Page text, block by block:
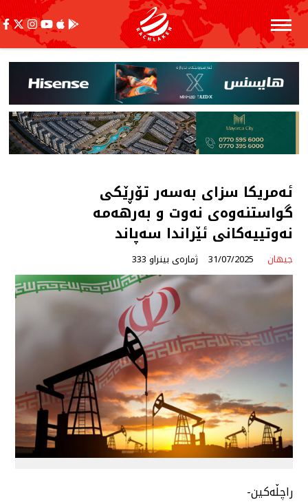
ئەمریكا سزای بەسەر تۆڕێكی
گواستنەوەی نەوت و بەرهەمە
نەوتییەكانی ئێراندا سەپاند
جیهان 31/07/2025 ژمارەی بینراو 333
راچڵەكین-